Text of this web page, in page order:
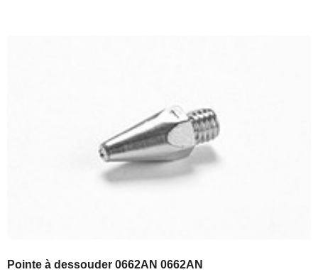
Pointe à dessouder 0662AN 0662AN